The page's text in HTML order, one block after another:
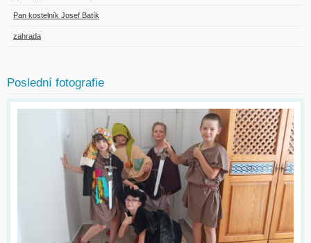
Pan kostelník Josef Batík
zahrada
Poslední fotografie